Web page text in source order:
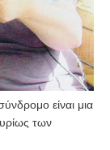
είναι μια
των